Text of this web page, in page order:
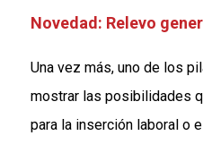
Novedad: Relevo
Una vez más, uno de los
mostrar las posibilidades
para la inserción laboral o